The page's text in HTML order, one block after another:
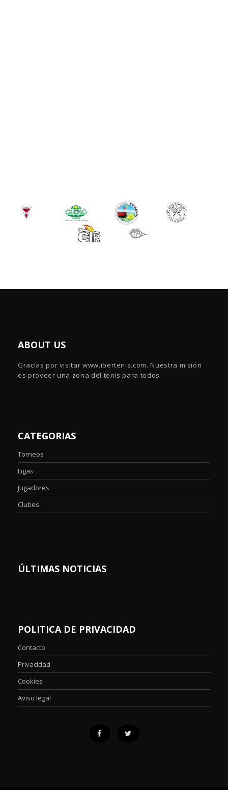
ABOUT US
Gracias por visitar www.ibertenis.com. Nuestra misión
es proveer una zona del tenis para todos
CATEGORIAS
Torneos
Ligas
Jugadores
Clubes
ÚLTIMAS NOTICIAS
POLITICA DE PRIVACIDAD
Contacto
Privacidad
Cookies
Aviso legal